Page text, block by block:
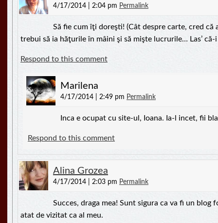
4/17/2014 | 2:04 pm Permalink
Să fie cum îţi doreşti! (Cât despre carte, cred că
trebui să ia hăţurile în mâini şi să mişte lucrurile… Las’ că-i
Respond to this comment
Marilena
4/17/2014 | 2:49 pm Permalink
Inca e ocupat cu site-ul, Ioana. Ia-l incet, fii
Respond to this comment
Alina Grozea
4/17/2014 | 2:03 pm Permalink
Succes, draga mea! Sunt sigura ca va fi un blog
atat de vizitat ca al meu.